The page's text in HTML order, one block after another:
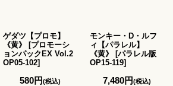
ゲダツ【プロモ】
《黄》
[プロモーシ
ョンパックEX Vol.2
OP05-102]
580円(税込)
モンキー・D・ルフ
ィ【パラレル】
《黄》
[パラレル版
OP15-119]
7,480円(税込)